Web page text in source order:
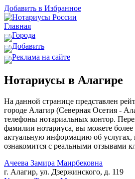
Добавить в Избранное
Главная
Города
Добавить
Реклама на сайте
Нотариусы в Алагире
На данной странице представлен
городе Алагир (Северная Осетия -
телефоны нотариальных контор.
фамилии нотариуса, вы можете более
актуальную информацию об услугах,
ознакомится с реальными отзывами
Ачеева Замира Маирбековна
г. Алагир, ул. Дзержинского, д. 119